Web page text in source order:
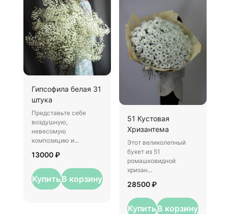
Гипсофила белая 31
штука
Представьте себе
воздушную,
невесомую
композицию и...
13000 ₽
КупитьВ корзину
51 Кустовая
Хризантема
Этот великолепный
букет из 51
ромашковидной
хризан...
28500 ₽
КупитьВ корзину